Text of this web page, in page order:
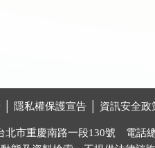
隱私權保護宣告 資訊安全政
北市重慶南路一段130號 電話